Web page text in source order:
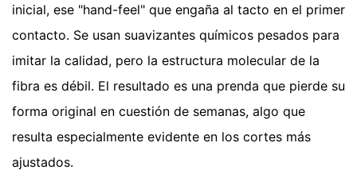
inicial, ese "hand-feel" que engaña al tacto en el primer
contacto. Se usan suavizantes químicos pesados para
imitar la calidad, pero la estructura molecular de la
fibra es débil. El resultado es una prenda que pierde su
forma original en cuestión de semanas, algo que
resulta especialmente evidente en los cortes más
ajustados.